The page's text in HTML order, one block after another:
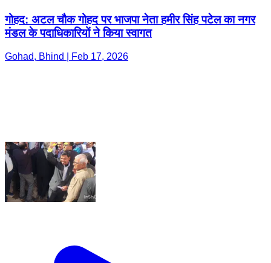
गोहद: अटल चौक गोहद पर भाजपा नेता हमीर सिंह पटेल का नगर
मंडल के पदाधिकारियों ने किया स्वागत
Gohad, Bhind | Feb 17, 2026